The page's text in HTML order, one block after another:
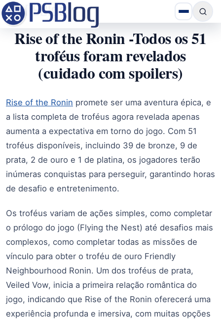
Rise of the Ronin -Todos os 51
troféus foram revelados
(cuidado com spoilers)
Rise of the Ronin promete ser uma aventura épica, e
a lista completa de troféus agora revelada apenas
aumenta a expectativa em torno do jogo. Com 51
troféus disponíveis, incluindo 39 de bronze, 9 de
prata, 2 de ouro e 1 de platina, os jogadores terão
inúmeras conquistas para perseguir, garantindo horas
de desafio e entretenimento.
Os troféus variam de ações simples, como completar
o prólogo do jogo (Flying the Nest) até desafios mais
complexos, como completar todas as missões de
vínculo para obter o troféu de ouro Friendly
Neighbourhood Ronin. Um dos troféus de prata,
Veiled Vow, inicia a primeira relação romântica do
jogo, indicando que Rise of the Ronin oferecerá uma
experiência profunda e imersiva, com muitas opções